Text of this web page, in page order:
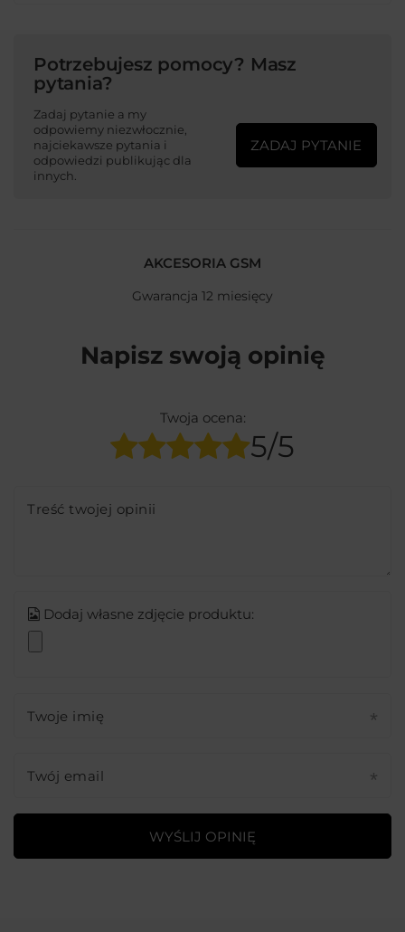
Potrzebujesz pomocy? Masz
pytania?
Zadaj pytanie a my
odpowiemy niezwłocznie,
najciekawsze pytania i
odpowiedzi publikując dla
innych.
ZADAJ PYTANIE
AKCESORIA GSM
Gwarancja 12 miesięcy
Napisz swoją opinię
Twoja ocena:
5/5
Treść twojej opinii
Dodaj własne zdjęcie produktu:
Twoje imię
Twój email
WYŚLIJ OPINIĘ